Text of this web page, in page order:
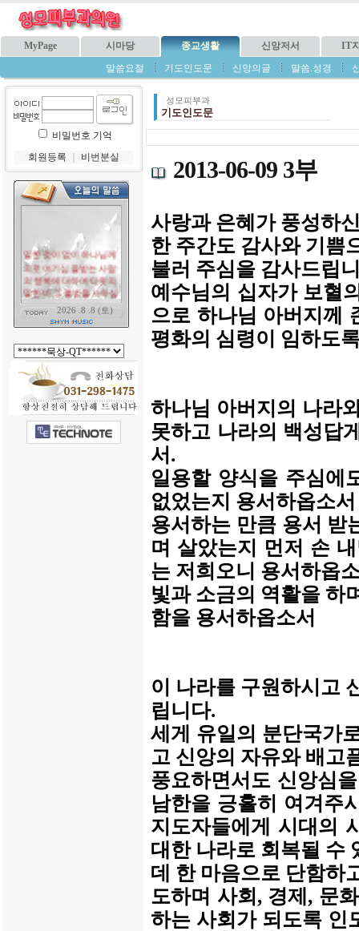
MyPage 시마당 종교생활 신앙저서
IT
말씀요절
기도인도문 신앙의글 말씀.성경
비밀번호 기억
회원등록
비번분실
성모피부과
기도인도문
2013-06-09 3부
사랑과 은혜가 풍성하
한 주간도 감사와 기쁨
불러 주심을 감사드립
예수님의 십자가 보혈
으로 하나님 아버지께
평화의 심령이 임하도
하나님 아버지의 나라
못하고 나라의 백성답
서.
일용할 양식을 주심에
없었는지 용서하옵소서
용서하는 만큼 용서 받
며 살았는지 먼저 손
는 저희오니 용서하옵
빛과 소금의 역활을 하
함을 용서하옵소서
이 나라를 구원하시고
립니다.
세게 유일의 분단국가
고 신앙의 자유와 배고
풍요하면서도 신앙심
남한을 긍휼히 여겨주
지도자들에게 시대의
대한 나라로 회복될 수
데 한 마음으로 단함하
도하며 사회, 경제, 문
하는 사회가 되도록 인